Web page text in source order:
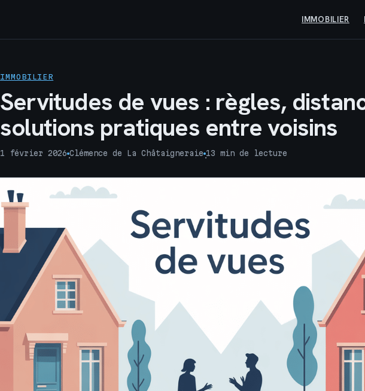
IMMOBILIER
IMMOBILIER
Servitudes de vues : règles,
solutions pratiques entre voisins
1 février 2026
·
Clémence de La Châtaigneraie
·
13 min de lecture